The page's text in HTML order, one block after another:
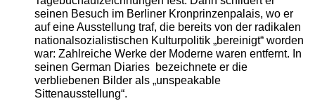
seinen Besuch im Berliner Kronprinzenpalais, wo er
auf eine Ausstellung traf, die bereits von der radikalen
nationalsozialistischen Kulturpolitik „bereinigt“ worden
war: Zahlreiche Werke der Moderne waren entfernt. In
seinen German Diaries bezeichnete er die
verbliebenen Bilder als „unspeakable
Sittenausstellung“.